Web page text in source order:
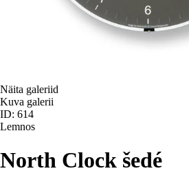
Näita galeriid
Kuva galerii
ID: 614
Lemnos
North Clock šedé